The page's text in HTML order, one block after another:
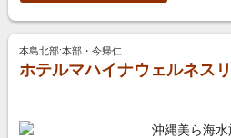
本島北部:本部・今帰仁
ホテルマハイナウェルネス
沖縄美ら海